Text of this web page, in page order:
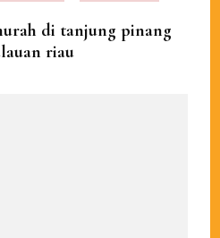
di tanjung pinang
riau